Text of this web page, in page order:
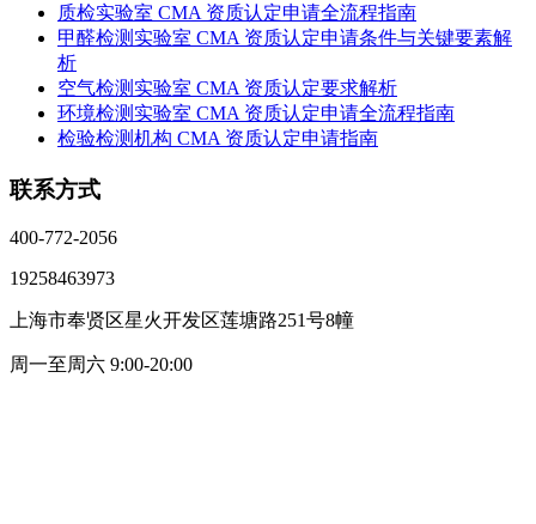
质检实验室 CMA 资质认定申请全流程指南
甲醛检测实验室 CMA 资质认定申请条件与关键要素解
析
空气检测实验室 CMA 资质认定要求解析
环境检测实验室 CMA 资质认定申请全流程指南
检验检测机构 CMA 资质认定申请指南
联系方式
400-772-2056
19258463973
上海市奉贤区星火开发区莲塘路251号8幢
周一至周六 9:00-20:00